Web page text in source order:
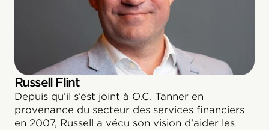
Russell Flint
Depuis qu’il s’est joint à O.C. Tanner en
provenance du secteur des services financiers
en 2007, Russell a vécu son vision d’aider les